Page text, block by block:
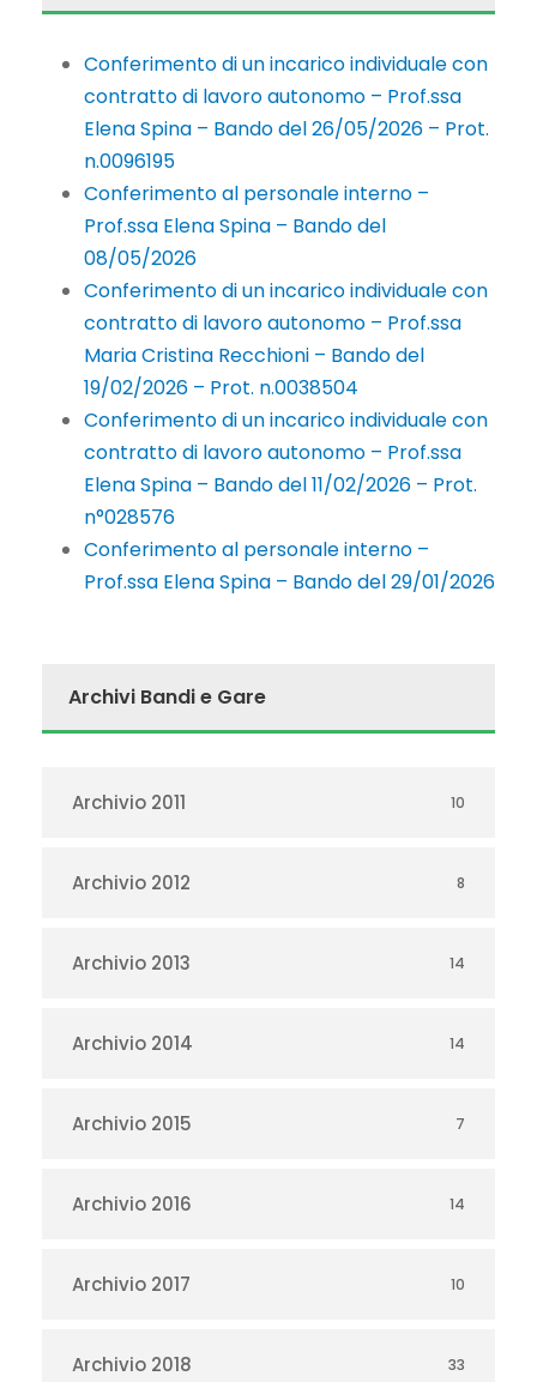
Conferimento di un incarico individuale con
contratto di lavoro autonomo – Prof.ssa
Elena Spina – Bando del 26/05/2026 – Prot.
n.0096195
Conferimento al personale interno –
Prof.ssa Elena Spina – Bando del
08/05/2026
Conferimento di un incarico individuale con
contratto di lavoro autonomo – Prof.ssa
Maria Cristina Recchioni – Bando del
19/02/2026 – Prot. n.0038504
Conferimento di un incarico individuale con
contratto di lavoro autonomo – Prof.ssa
Elena Spina – Bando del 11/02/2026 – Prot.
n°028576
Conferimento al personale interno –
Prof.ssa Elena Spina – Bando del 29/01/2026
Archivi Bandi e Gare
Archivio 2011 10
Archivio 2012 8
Archivio 2013 14
Archivio 2014 14
Archivio 2015 7
Archivio 2016 14
Archivio 2017 10
Archivio 2018 33